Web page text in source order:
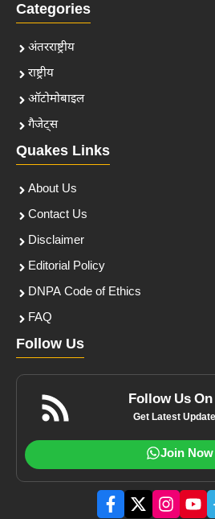
Categories
अंतरराष्ट्रीय
राष्ट्रीय
ऑटोमोबाइल
गैजेट्स
Quakes Links
About Us
Contact Us
Disclaimer
Editorial Policy
DNPA Code of Ethics
FAQ
Follow Us
Follow Us
Get Latest
Join Now